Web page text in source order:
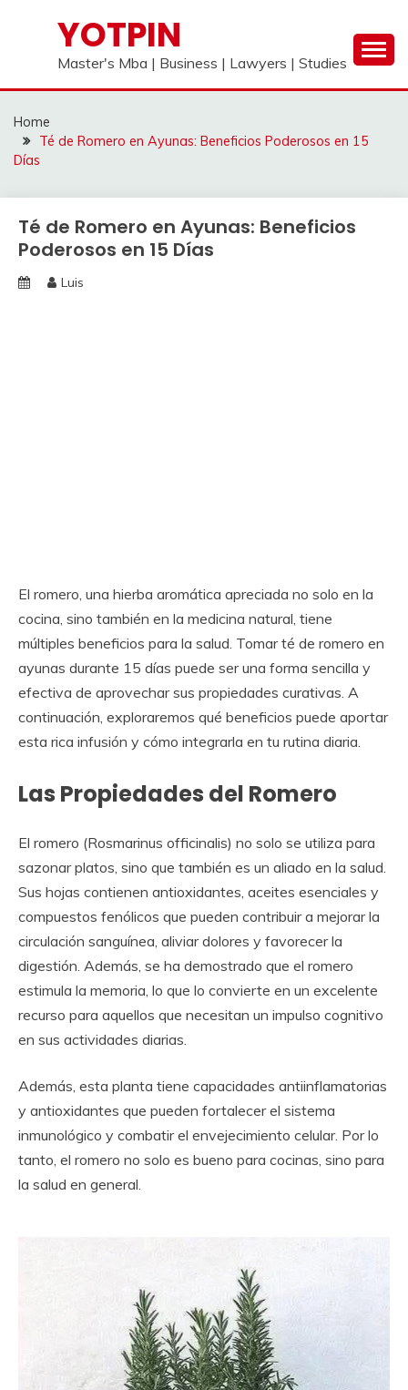
YOTPIN
Master's Mba | Business | Lawyers | Studies
Home
Té de Romero en Ayunas: Beneficios Poderosos en 15
Días
Té de Romero en Ayunas: Beneficios
Poderosos en 15 Días
Luis
El romero, una hierba aromática apreciada no solo en la
cocina, sino también en la medicina natural, tiene
múltiples beneficios para la salud. Tomar té de romero en
ayunas durante 15 días puede ser una forma sencilla y
efectiva de aprovechar sus propiedades curativas. A
continuación, exploraremos qué beneficios puede aportar
esta rica infusión y cómo integrarla en tu rutina diaria.
Las Propiedades del Romero
El romero (Rosmarinus officinalis) no solo se utiliza para
sazonar platos, sino que también es un aliado en la salud.
Sus hojas contienen antioxidantes, aceites esenciales y
compuestos fenólicos que pueden contribuir a mejorar la
circulación sanguínea, aliviar dolores y favorecer la
digestión. Además, se ha demostrado que el romero
estimula la memoria, lo que lo convierte en un excelente
recurso para aquellos que necesitan un impulso cognitivo
en sus actividades diarias.
Además, esta planta tiene capacidades antiinflamatorias
y antioxidantes que pueden fortalecer el sistema
inmunológico y combatir el envejecimiento celular. Por lo
tanto, el romero no solo es bueno para cocinas, sino para
la salud en general.